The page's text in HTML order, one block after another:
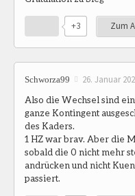
+3 Zum
Schworza99 26. Januar
Also die Wechsel sind
ganze Kontingent
des Kaders.
1 HZ war brav. Aber die
sobald die 0 nicht mehr
andrücken und nicht
passiert.